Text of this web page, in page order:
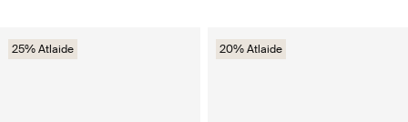
25% Atlaide 20% Atlaide